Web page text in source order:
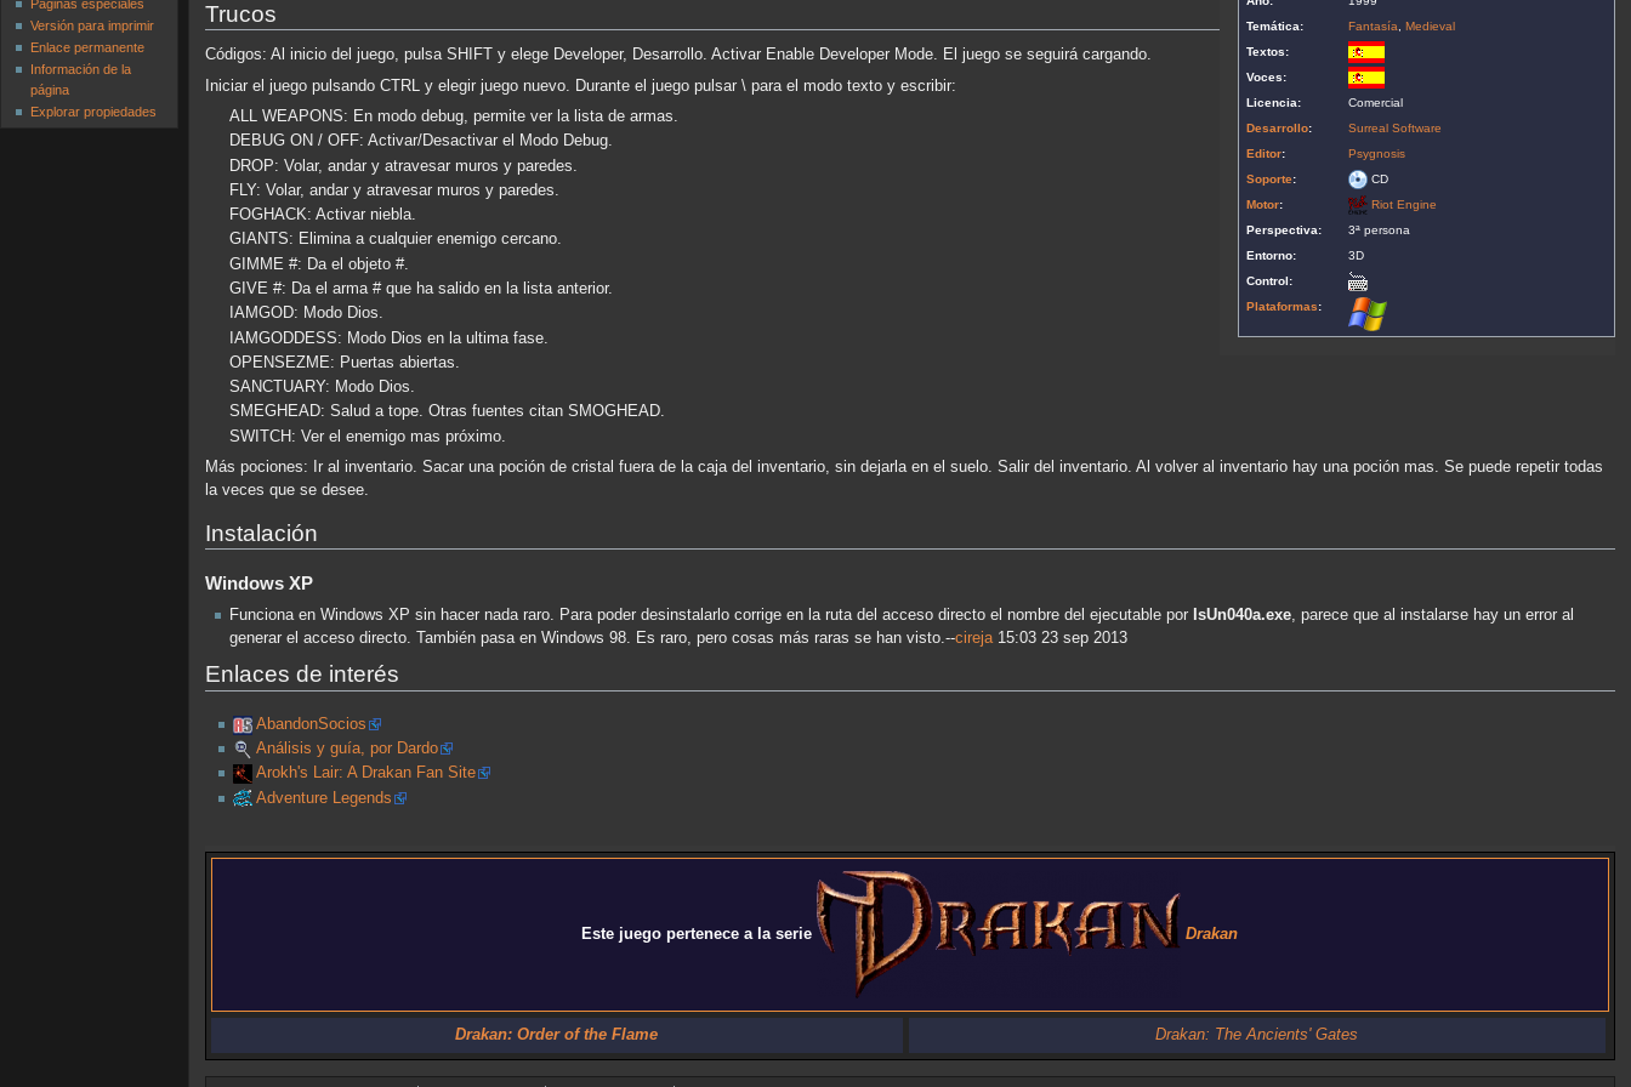
Temática:
Fantasía ,Medieval
Textos:
Voces:
Licencia:
Comercial
Desarrollo:
Surreal Software
Editor:
Psygnosis
Soporte:
CD
Motor:
Riot Engine
Perspectiva:
3ª persona
Entorno:
3D
Control:
Plataformas:
Trucos
Códigos: Al inicio del juego, pulsa SHIFT y elege Developer, Desarrollo. Activar Enable Developer Mode. El juego se seguirá cargando.
Iniciar el juego pulsando CTRL y elegir juego nuevo. Durante el juego pulsar \ para el modo texto y escribir:
ALL WEAPONS: En modo debug, permite ver la lista de armas.
DEBUG ON / OFF: Activar/Desactivar el Modo Debug.
DROP: Volar, andar y atravesar muros y paredes.
FLY: Volar, andar y atravesar muros y paredes.
FOGHACK: Activar niebla.
GIANTS: Elimina a cualquier enemigo cercano.
GIMME #: Da el objeto #.
GIVE #: Da el arma # que ha salido en la lista anterior.
IAMGOD: Modo Dios.
IAMGODDESS: Modo Dios en la ultima fase.
OPENSEZME: Puertas abiertas.
SANCTUARY: Modo Dios.
SMEGHEAD: Salud a tope. Otras fuentes citan SMOGHEAD.
SWITCH: Ver el enemigo mas próximo.
Más pociones: Ir al inventario. Sacar una poción de cristal fuera de la caja del inventario, sin dejarla en el suelo. Salir del inventario. Al volver al inventario hay una poción mas. Se puede repetir todas
la veces que se desee.
Instalación
Windows XP
Funciona en Windows XP sin hacer nada raro. Para poder desinstalarlo corrige en la ruta del acceso directo el nombre del ejecutable por IsUn040a.exe, parece que al instalarse hay un error al
generar el acceso directo. También pasa en Windows 98. Es raro, pero cosas más raras se han visto.--cireja15:03 23 sep 2013
Enlaces de interés
AbandonSocios
Análisis y guía, por Dardo
Arokh's Lair: A Drakan Fan Site
Adventure Legends
Este juego pertenece a la serie Drakan
Drakan: Order of the Flame Drakan: The Ancients' Gates
Páginas especiales
Versión para imprimir
Enlace permanente
Información de la
página
Explorar propiedades